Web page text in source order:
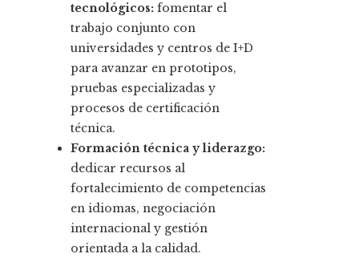
tecnológicos: fomentar el
trabajo conjunto con
universidades y centros de I+D
para avanzar en prototipos,
pruebas especializadas y
procesos de certificación
técnica.
Formación técnica y liderazgo:
dedicar recursos al
fortalecimiento de competencias
en idiomas, negociación
internacional y gestión
orientada a la calidad.